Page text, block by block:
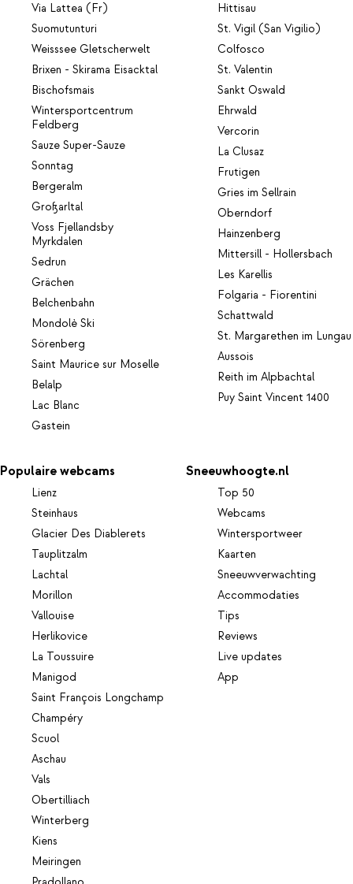
Via Lattea (Fr)
Suomutunturi
Weisssee Gletscherwelt
Brixen - Skirama Eisacktal
Bischofsmais
Wintersportcentrum
Feldberg
Sauze Super-Sauze
Sonntag
Bergeralm
Großarltal
Voss Fjellandsby
Myrkdalen
Sedrun
Grächen
Belchenbahn
Mondolè Ski
Sörenberg
Saint Maurice sur Moselle
Belalp
Lac Blanc
Gastein
Hittisau
St. Vigil (San Vigilio)
Colfosco
St. Valentin
Sankt Oswald
Ehrwald
Vercorin
La Clusaz
Frutigen
Gries im Sellrain
Oberndorf
Hainzenberg
Mittersill - Hollersbach
Les Karellis
Folgaria - Fiorentini
Schattwald
St. Margarethen im Lungau
Aussois
Reith im Alpbachtal
Puy Saint Vincent 1400
Populaire webcams
Lienz
Steinhaus
Glacier Des Diablerets
Tauplitzalm
Lachtal
Morillon
Vallouise
Herlikovice
La Toussuire
Manigod
Saint François Longchamp
Champéry
Scuol
Aschau
Vals
Obertilliach
Winterberg
Kiens
Meiringen
Sneeuwhoogte.nl
Top 50
Webcams
Wintersportweer
Kaarten
Sneeuwverwachting
Accommodaties
Tips
Reviews
Live updates
App